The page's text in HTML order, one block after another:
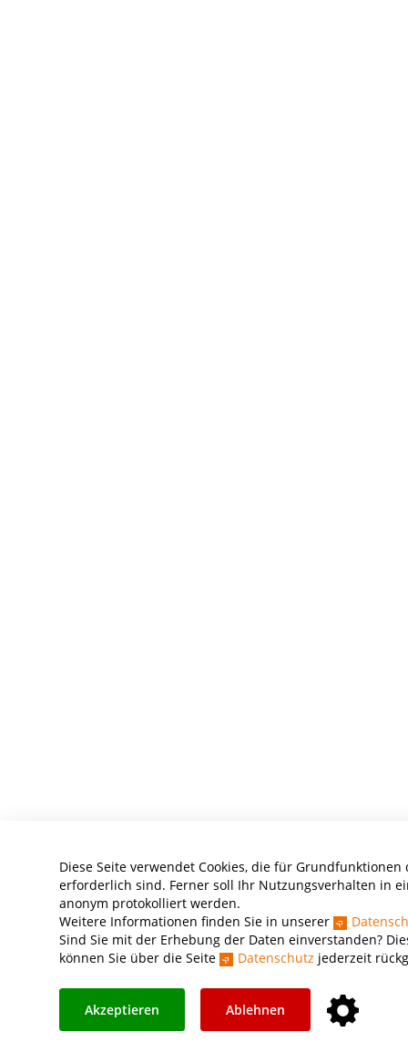
Diese Seite verwendet Cookies, die für Grundfunktionen
erforderlich sind. Ferner soll Ihr Nutzungsverhalten in
anonym protokolliert werden.
Weitere Informationen finden Sie in unserer
Sind Sie mit der Erhebung der Daten einverstanden?
können Sie über die Seite
Datenschutz jederzeit
Akzeptieren Ablehnen